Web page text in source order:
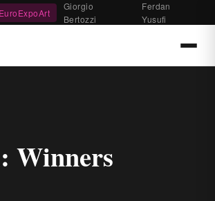
EuroExpoArt
Giorgio
Bertozzi
Ferdan
Yusufi
Winners